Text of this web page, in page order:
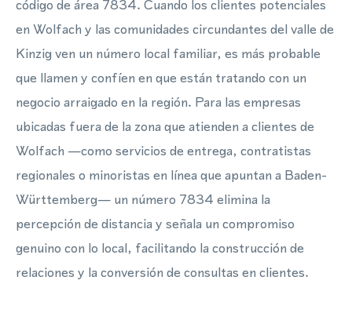
código de área 7834. Cuando los clientes potenciales
en Wolfach y las comunidades circundantes del valle de
Kinzig ven un número local familiar, es más probable
que llamen y confíen en que están tratando con un
negocio arraigado en la región. Para las empresas
ubicadas fuera de la zona que atienden a clientes de
Wolfach —como servicios de entrega, contratistas
regionales o minoristas en línea que apuntan a Baden-
Württemberg— un número 7834 elimina la
percepción de distancia y señala un compromiso
genuino con lo local, facilitando la construcción de
relaciones y la conversión de consultas en clientes.